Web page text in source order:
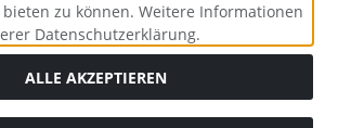
zu können. Weitere Informationen
Datenschutzerklärung.
ALLE AKZEPTIEREN